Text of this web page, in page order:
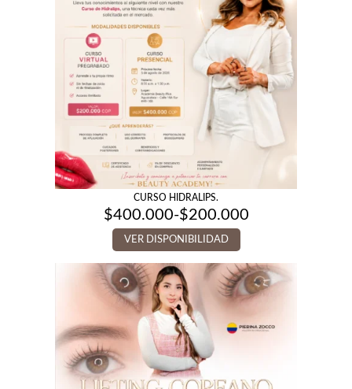
CURSO HIDRALIPS.
$200.000
-
$400.000
Rango
de
precios:
desde
$200.000
hasta
$400.000
VER DISPONIBILIDAD